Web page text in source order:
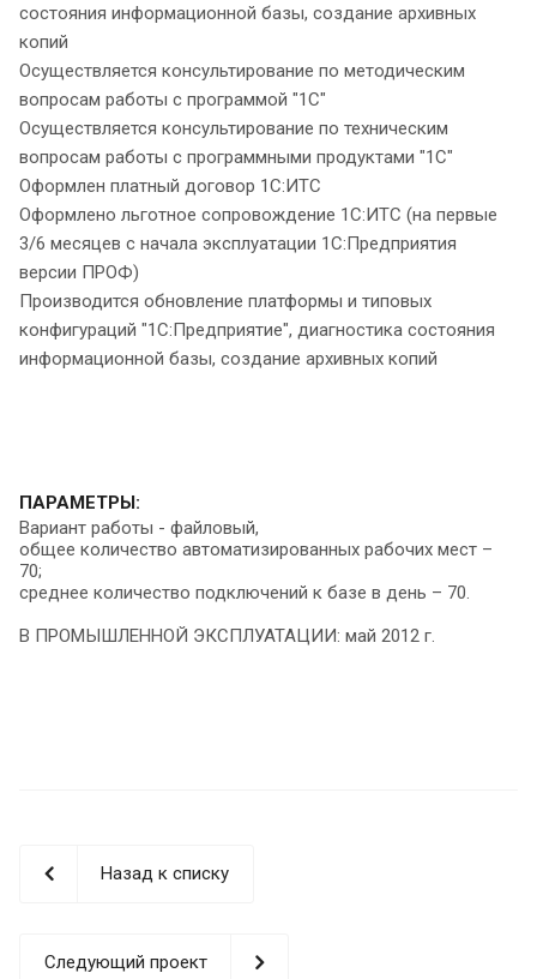
состояния информационной базы, создание архивных
копий
Осуществляется консультирование по методическим
вопросам работы с программой "1С"
Осуществляется консультирование по техническим
вопросам работы с программными продуктами "1С"
Оформлен платный договор 1С:ИТС
Оформлено льготное сопровождение 1С:ИТС (на первые
3/6 месяцев с начала эксплуатации 1С:Предприятия
версии ПРОФ)
Производится обновление платформы и типовых
конфигураций "1С:Предприятие", диагностика состояния
информационной базы, создание архивных копий
ПАРАМЕТРЫ:
Вариант работы - файловый,
общее количество автоматизированных рабочих мест –
70;
среднее количество подключений к базе в день – 70.
В ПРОМЫШЛЕННОЙ ЭКСПЛУАТАЦИИ: май 2012 г.
Назад к списку
Следующий проект